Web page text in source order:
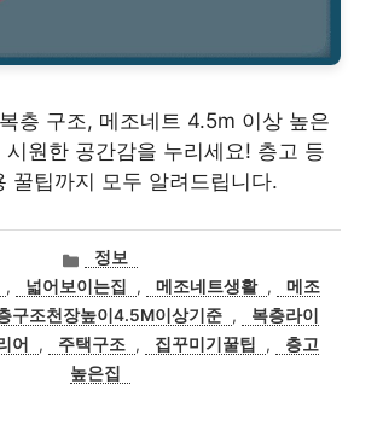
층 구조, 메조네트 4.5m 이상 높은
시원한 공간감을 누리세요! 층고 등
꿀팁까지 모두 알려드립니다.
카
테
고
리
정보
, 넓어보이는집 , 메조네트생활 ,
메조
구조천장높이4.5M이상기준 ,
복층라이
어 , 주택구조 , 집꾸미기꿀팁 ,
층고
높은집